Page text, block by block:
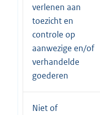
verlenen aan
toezicht en
controle op
aanwezige en/of
verhandelde
goederen
Niet of